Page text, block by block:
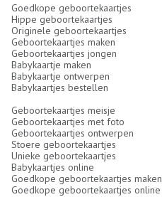
Goedkope geboortekaartjes
Hippe geboortekaartjes
Originele geboortekaartjes
Geboortekaartjes maken
Geboortekaartjes jongen
Babykaartje maken
Babykaartje ontwerpen
Babykaartjes bestellen
Geboortekaartjes meisje
Geboortekaartjes met foto
Geboortekaartjes ontwerpen
Stoere geboortekaartjes
Unieke geboortekaartjes
Babykaartjes online
Goedkope geboortekaartjes maken
Goedkope geboortekaartjes online